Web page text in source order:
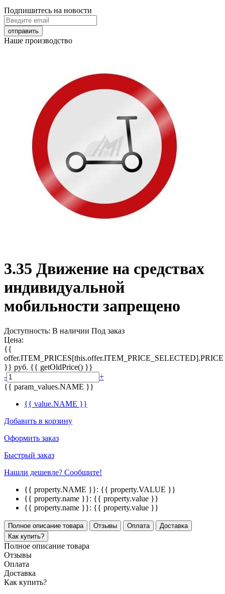
Подпишитесь на новости
Наше производство
3.35 Движение на средствах
индивидуальной
мобильности запрещено
Доступность: В наличии Под заказ
Цена:
{{
offer.ITEM_PRICES[this.offer.ITEM_PRICE_SELECTED].PRICE
}} руб. {{ getOldPrice() }}
-
+
{{ param_values.NAME }}
{{ value.NAME }}
Добавить в корзину
Оформить заказ
Быстрый заказ
Нашли дешевле? Сообщите!
{{ property.NAME }}: {{ property.VALUE }}
{{ property.name }}: {{ property.value }}
{{ property.name }}: {{ property.value }}
Полное описание товара Отзывы Оплата
Доставка
Как купить?
Полное описание товара
Отзывы
Оплата
Доставка
Как купить?